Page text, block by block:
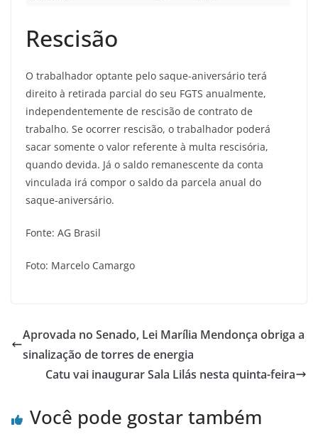
Rescisão
O trabalhador optante pelo saque-aniversário terá
direito à retirada parcial do seu FGTS anualmente,
independentemente de rescisão de contrato de
trabalho. Se ocorrer rescisão, o trabalhador poderá
sacar somente o valor referente à multa rescisória,
quando devida. Já o saldo remanescente da conta
vinculada irá compor o saldo da parcela anual do
saque-aniversário.
Fonte: AG Brasil
Foto: Marcelo Camargo
Aprovada no Senado, Lei Marília Mendonça obriga a
sinalização de torres de energia
Catu vai inaugurar Sala Lilás nesta quinta-feira
Você pode gostar também